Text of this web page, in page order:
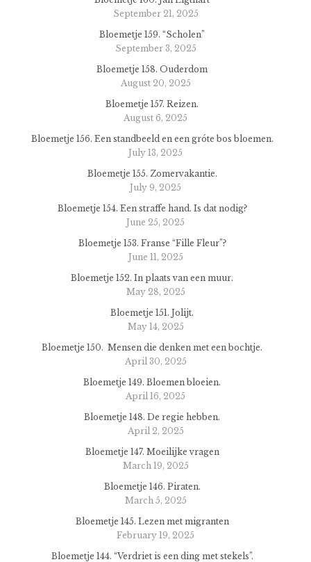
September 21, 2025
Bloemetje 159. “Scholen”
September 3, 2025
Bloemetje 158. Ouderdom
August 20, 2025
Bloemetje 157. Reizen.
August 6, 2025
Bloemetje 156. Een standbeeld en een gróte bos bloemen.
July 13, 2025
Bloemetje 155. Zomervakantie.
July 9, 2025
Bloemetje 154. Een straffe hand. Is dat nodig?
June 25, 2025
Bloemetje 153. Franse “Fille Fleur”?
June 11, 2025
Bloemetje 152. In plaats van een muur.
May 28, 2025
Bloemetje 151. Jolijt.
May 14, 2025
Bloemetje 150. Mensen die denken met een bochtje.
April 30, 2025
Bloemetje 149. Bloemen bloeien.
April 16, 2025
Bloemetje 148. De regie hebben.
April 2, 2025
Bloemetje 147. Moeilijke vragen
March 19, 2025
Bloemetje 146. Piraten.
March 5, 2025
Bloemetje 145. Lezen met migranten
February 19, 2025
Bloemetje 144. “Verdriet is een ding met stekels”.